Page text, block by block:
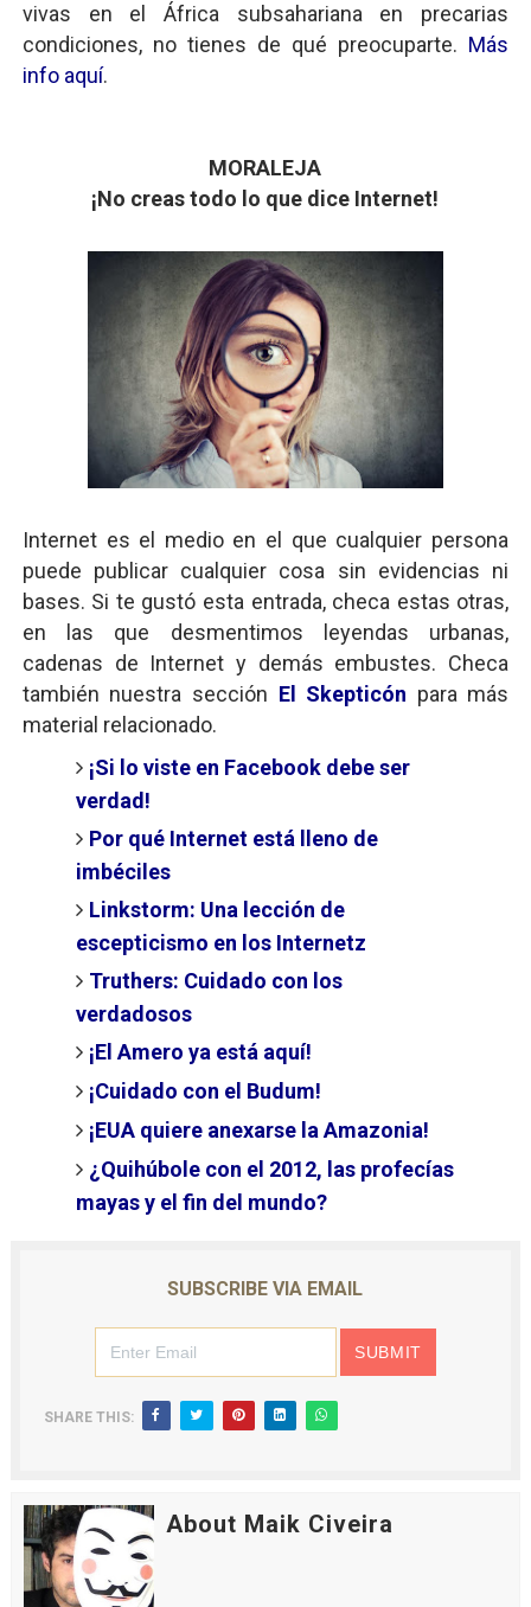
vivas en el África subsahariana en precarias
condiciones, no tienes de qué preocuparte. Más
info aquí.
MORALEJA
¡No creas todo lo que dice Internet!
Internet es el medio en el que cualquier persona
puede publicar cualquier cosa sin evidencias ni
bases. Si te gustó esta entrada, checa estas otras,
en las que desmentimos leyendas urbanas,
cadenas de Internet y demás embustes. Checa
también nuestra sección El Skepticón para más
material relacionado.
¡Si lo viste en Facebook debe ser
verdad!
Por qué Internet está lleno de
imbéciles
Linkstorm: Una lección de
escepticismo en los Internetz
Truthers: Cuidado con los
verdadosos
¡El Amero ya está aquí!
¡Cuidado con el Budum!
¡EUA quiere anexarse la Amazonia!
¿Quihúbole con el 2012, las profecías
mayas y el fin del mundo?
SUBSCRIBE VIA EMAIL
SHARE THIS:
About Maik Civeira